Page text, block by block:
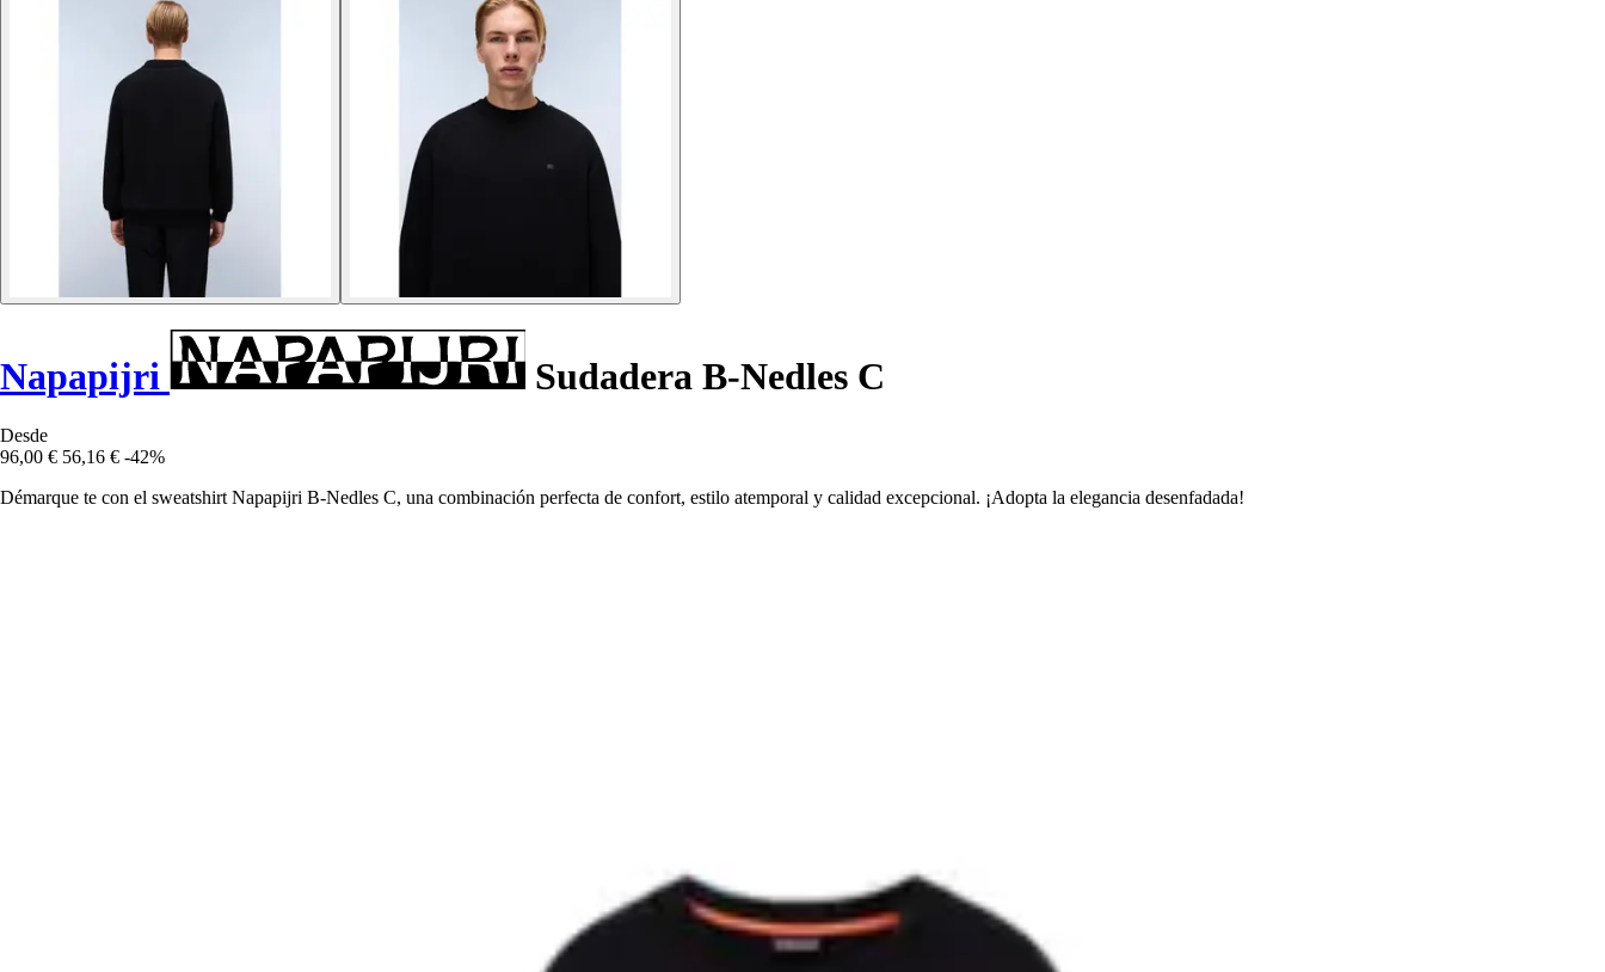
Napapijri Sudadera B-Nedles C
Desde
96,00 € 56,16 € -42%
Démarque te con el sweatshirt Napapijri B-Nedles C, una combinación perfecta de confort, estilo atemporal y calidad excepcional. ¡Adopta la elegancia desenfadada!